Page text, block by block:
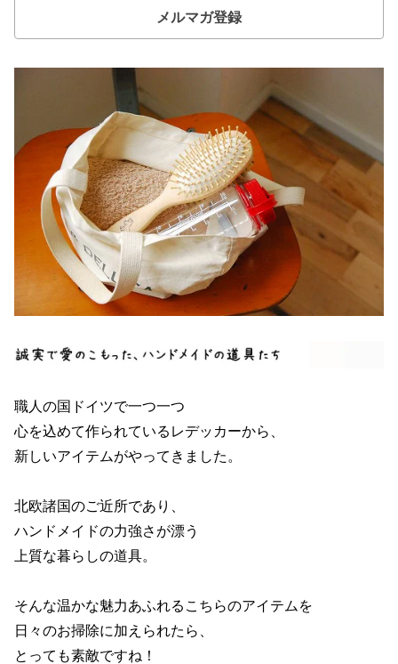
メルマガ登録
職人の国ドイツで一つ一つ
心を込めて作られているレデッカーから、
新しいアイテムがやってきました。
北欧諸国のご近所であり、
ハンドメイドの力強さが漂う
上質な暮らしの道具。
そんな温かな魅力あふれるこちらのアイテムを
日々のお掃除に加えられたら、
とっても素敵ですね！